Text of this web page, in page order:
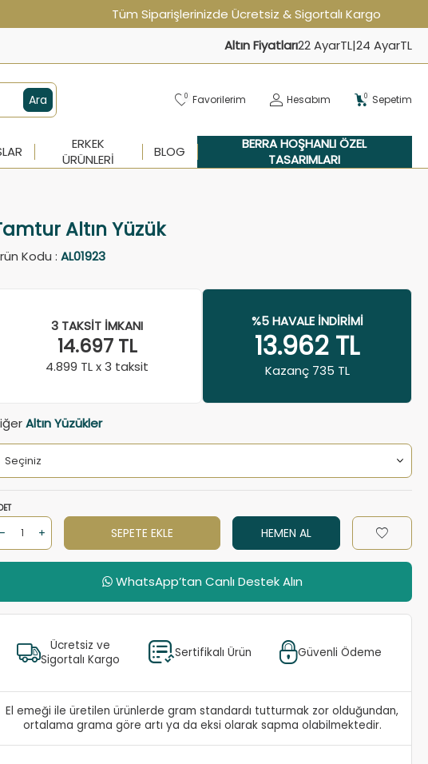
Tüm Siparişlerinizde Ücretsiz & Sigortalı Kargo
Altın Fiyatları22 AyarTL|24 AyarTL
Ara 0 Favorilerim Hesabım 0 Sepetim
ERKEK
ÜRÜNLERI
BLOG
BERRA HOŞHANLI ÖZEL
TASARIMLARI
Altın Yüzük
Kodu :AL01923
3 TAKSIT İMKANI
14.697TL
4.899 TL x 3 taksit
%5 HAVALE İNDIRIMI
13.962 TL
Kazanç 735 TL
Altın Yüzükler
SEPETE EKLE HEMEN AL
WhatsApp’tan Canlı Destek Alın
Ücretsiz ve
Sigortalı Kargo
Sertifikalı Ürün Güvenli Ödeme
El emeği ile üretilen ürünlerde gram standardı tutturmak zor olduğundan,
ortalama grama göre artı ya da eksi olarak sapma olabilmektedir.